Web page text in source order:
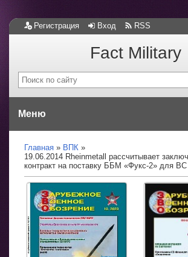
Регистрация Вход RSS
Fact Military
Меню
Главная
ВПК
19.06.2014 Rheinmetall рассчитывает
контракт на поставку ББМ «Фукс-2» для